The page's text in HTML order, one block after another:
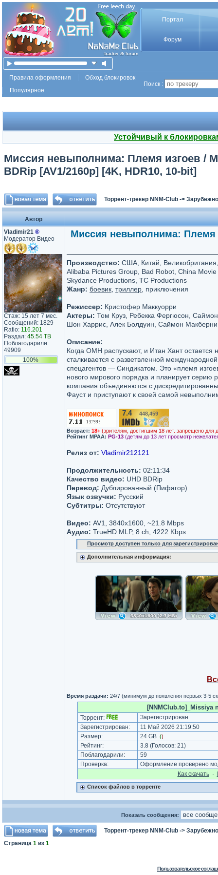
Портал
Форум
Правила оформления
Обход блокировок
Популярное
Поиск :
Устойчивый к
Миссия невыполнима: Племя изгоев /
BDRip [AV1/2160p] [4K, HDR10, 10-bit]
Торрент-трекер NNM-Club ->
Автор
Vladimir21 ®
Модератор Видео
Стаж: 15 лет 7 мес.
Сообщений: 1829
Ratio: 116.201
Раздал: 45.54 TB
Поблагодарили:
49909
100%
Миссия невыполнима: Племя
Производство: США, Китай,
Alibaba Pictures Group, Bad Robot, China
Skydance Productions, TC Productions
Жанр: боевик триллер , приключения
Режиссер: Кристофер Маккуорри
Актеры: Том Круз, Ребекка Фергюсон,
Шон Харрис, Алек Болдуин, Саймон
Описание:
Когда ОМН распускают, и Итан Хант остается
сталкивается с разветвленной
спецагентов — Синдикатом. Это «племя
нового мирового порядка и планирует серию
компания объединяются с
Фауст и приступают к своей самой
7.4/10 448,459
Возраст: 18+ (зрителям, достигшим 18 лет. запрещено для
Рейтинг MPAA: PG-13 (детям до 13 лет просмотр
Релиз от: Vladimir212121
Продолжительность: 02:11:34
Качество видео: UHD BDRip
Перевод: Дублированный (Пифагор)
Язык озвучки: Русский
Субтитры: Отсутствуют
Видео: AV1, 3840x1600, ~21.8 Mbps
Аудио: TrueHD MLP, 8 ch, 4222 Kbps
Просмотр доступен только для
Дополнительная информация:
Время раздачи: 24/7 (минимум до появления первых 3-5
[NNMClub.to]_Missiya
Торрент:
Зарегистрирован
Зарегистрирован:
11 Май 2026 21:19:50
Размер:
24 GB ()
Рейтинг: 3.8 (Голосов: 21)
Поблагодарили:
59
Проверка:
Оформление проверено
Как cкачать·
Список файлов в торренте
Показать сообщения:
Торрент-трекер NNM-Club ->
Страница 1 из 1
Пользовательское